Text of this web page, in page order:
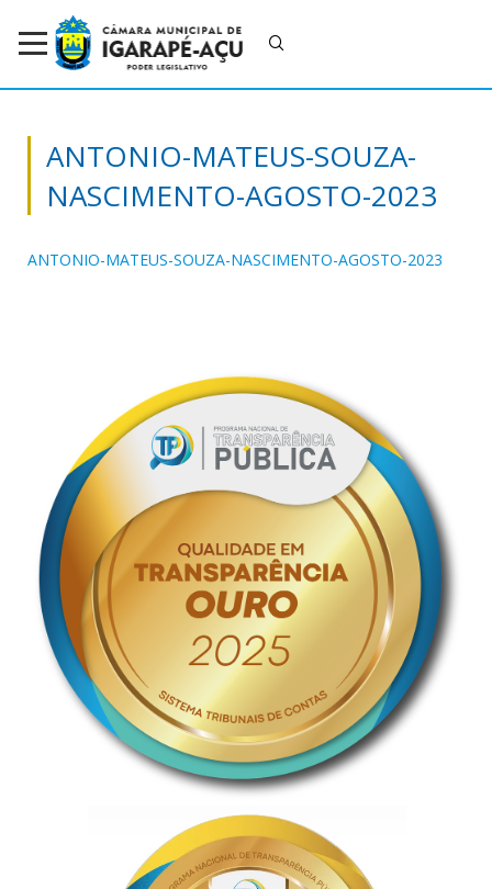
ANTONIO-MATEUS-SOUZA-
NASCIMENTO-AGOSTO-2023
ANTONIO-MATEUS-SOUZA-NASCIMENTO-AGOSTO-2023